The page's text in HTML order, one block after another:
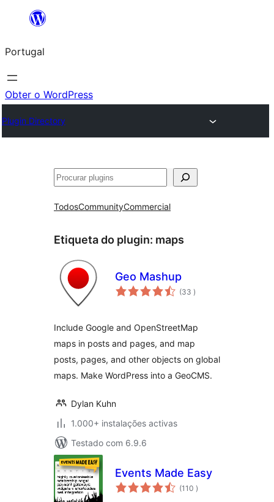
Saltar
o
conteúdo
Portugal
Obter o WordPress
Plugin Directory
Pesquisar
TodosCommunityCommercial
Etiqueta do plugin: maps
Geo Mashup
(33 classificações
)
Include Google and OpenStreetMap
maps in posts and pages, and map
posts, pages, and other objects on global
maps. Make WordPress into a GeoCMS.
Dylan Kuhn
1.000+ instalações activas
Testado com 6.9.6
Events Made Easy
(110 classificações
)